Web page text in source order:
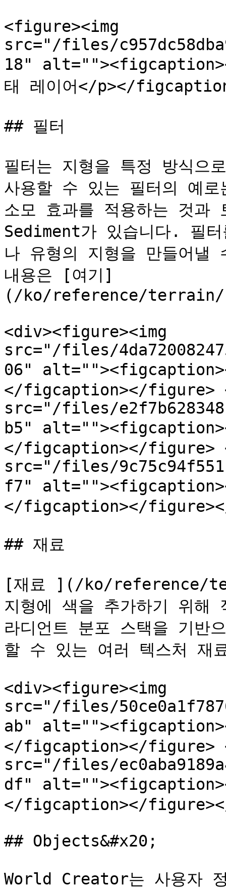
<figure><img
src="/files/
18"
태 레이어</p></
## 필터
필터는 지형을 특정 방식으
사용할 수 있는 필터의 예
소모 효과를 적용하는 것과
Sediment가 있습니다. 필
나 유형의 지형을 만들어낼
내용은 [여기]
(/ko/reference/
<div><figure><img
src="/files/
06"
</figcaption></figure>
src="/files/
b5"
</figcaption></figure>
src="/files/
f7"
</figcaption></
## 재료
[재료 ](/ko/reference/
지형에 색을 추가하기 위
라디언트 분포 스택을 기반
할 수 있는 여러 텍스처 재
<div><figure><img
src="/files/
ab"
</figcaption></figure>
src="/files/
df"
</figcaption></
## Objects&#x20;
World Creator는 사용자